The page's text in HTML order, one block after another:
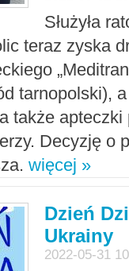
Służyła
teraz zyska
tarnopolski),
także apteczki
Decyzję o
więcej »
Dzień
Ukrainy
2022-05-31